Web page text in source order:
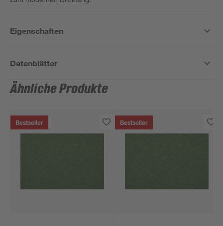
Eigenschaften
Datenblätter
Ähnliche Produkte
Bestseller Bestseller